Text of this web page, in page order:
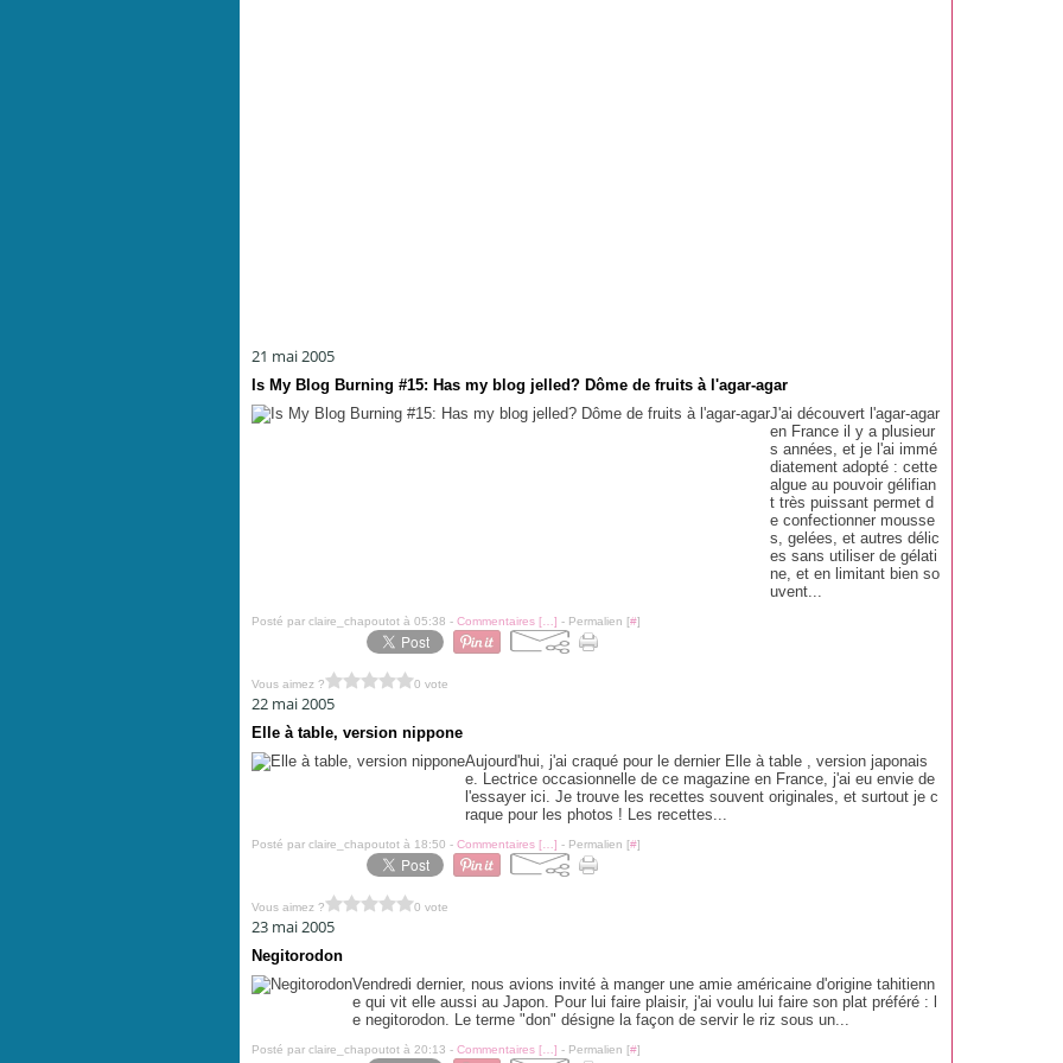
21 mai 2005
Is My Blog Burning #15: Has my blog jelled? Dôme de fruits à l'agar-agar
J'ai découvert l'agar-agar
en France il y a plusieur
s années, et je l'ai immé
diatement adopté : cette
algue au pouvoir gélifian
t très puissant permet d
e confectionner mousse
s, gelées, et autres délic
es sans utiliser de gélati
ne, et en limitant bien so
uvent...
Posté par claire_chapoutot à 05:38 - Commentaires [ ] - Permalien [#]
Vous aimez ? 0 vote
22 mai 2005
Elle à table, version nippone
Aujourd'hui, j'ai craqué pour le dernier Elle à table , version japonais
e. Lectrice occasionnelle de ce magazine en France, j'ai eu envie de
l'essayer ici. Je trouve les recettes souvent originales, et surtout je c
raque pour les photos ! Les recettes...
Posté par claire_chapoutot à 18:50 - Commentaires [ ] - Permalien [#]
Vous aimez ? 0 vote
23 mai 2005
Negitorodon
Vendredi dernier, nous avions invité à manger une amie américaine d'origine tahitienn
e qui vit elle aussi au Japon. Pour lui faire plaisir, j'ai voulu lui faire son plat préféré : l
e negitorodon. Le terme "don" désigne la façon de servir le riz sous un...
Posté par claire_chapoutot à 20:13 - Commentaires [ ] - Permalien [#]